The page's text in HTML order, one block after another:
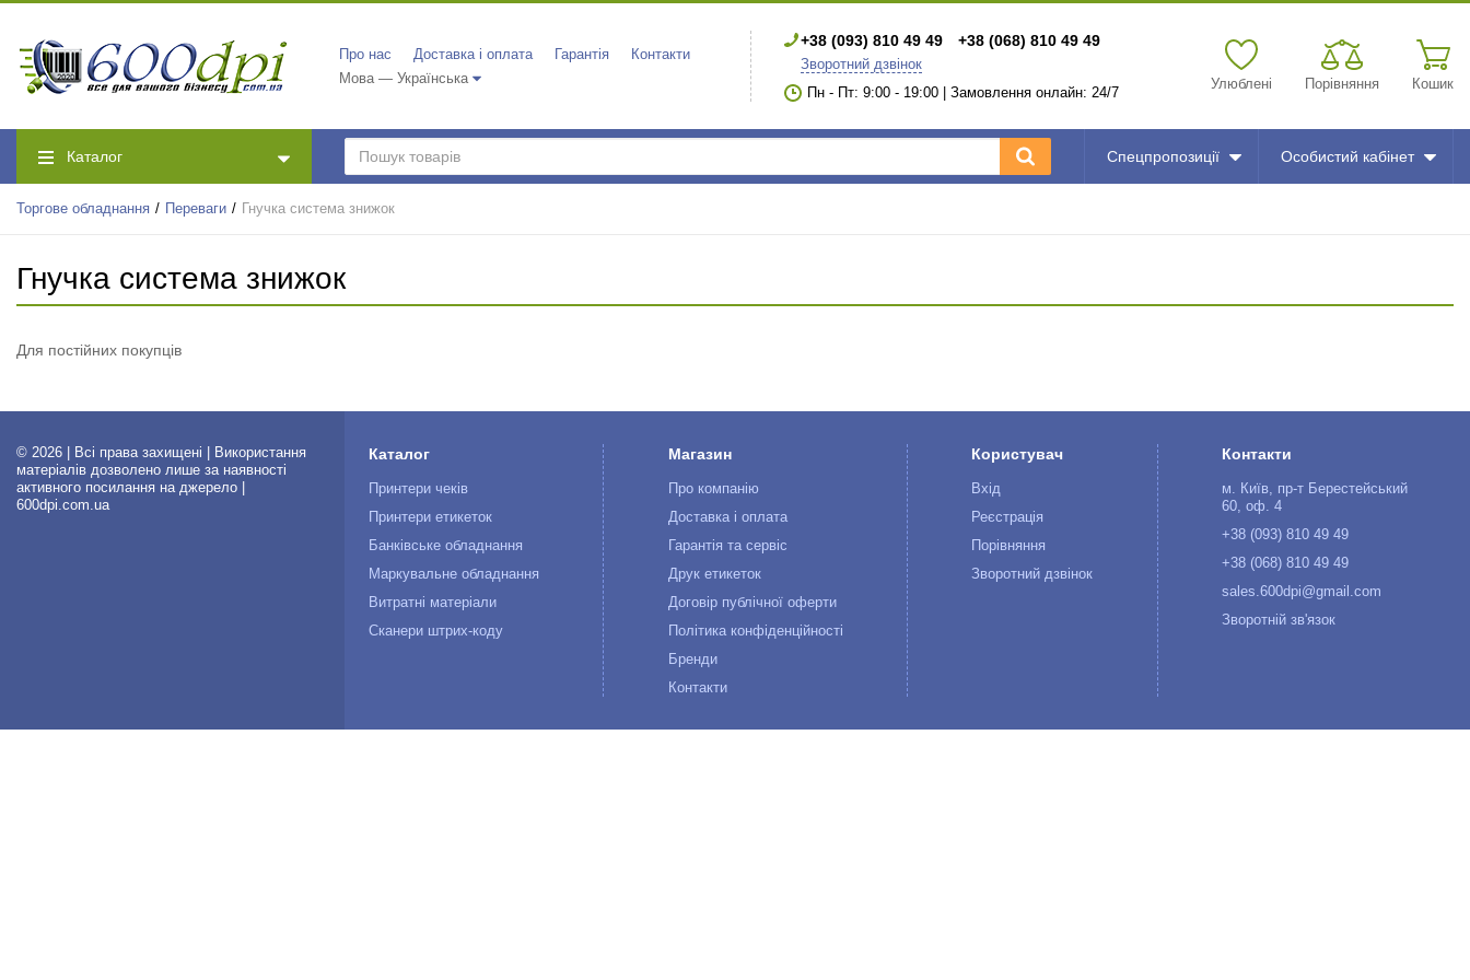
Про нас Доставка і оплата Гарантія
Контакти
Мова — Українська
+38 (093) 810 49 49 +38 (068) 810 49 49
Зворотний дзвінок
Пн - Пт: 9:00 - 19:00 | Замовлення онлайн: 24/7
Улюблені Порівняння Кошик
Каталог Спецпропозиції Особистий кабінет
Торгове обладнання Переваги Гнучка система знижок
Гнучка система знижок
Для постійних покупців
© 2026 | Всі права захищені | Використання
матеріалів дозволено лише за наявності
активного посилання на джерело |
600dpi.com.ua
Каталог
Принтери чеків
Принтери етикеток
Банківське обладнання
Маркувальне обладнання
Витратні матеріали
Сканери штрих-коду
Магазин
Про компанію
Доставка і оплата
Гарантія та сервіс
Друк етикеток
Договір публічної оферти
Політика конфіденційності
Бренди
Контакти
Користувач
Вхід
Реєстрація
Порівняння
Зворотний дзвінок
Контакти
м. Київ, пр-т Берестейський
60, оф. 4
+38 (093) 810 49 49
+38 (068) 810 49 49
sales.600dpi@gmail.com
Зворотній зв'язок